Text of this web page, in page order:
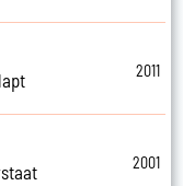
2011
2001